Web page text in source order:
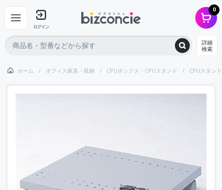
ログイン
0
詳細
検索
ホーム オフィス家具・収納 CPUボックス・CPUスタンド CPUスタンド